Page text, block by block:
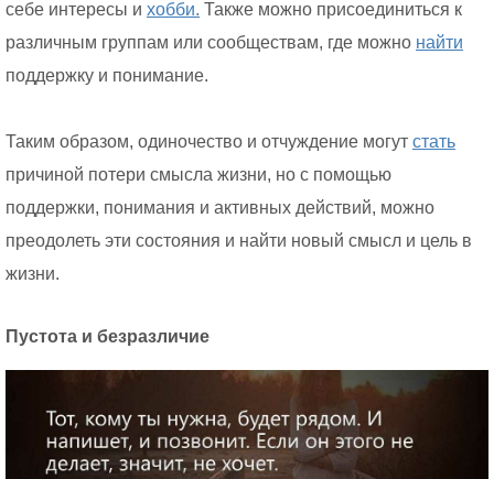
себе интересы и хобби. Также можно присоединиться к
различным группам или сообществам, где можно найти
поддержку и понимание.
Таким образом, одиночество и отчуждение могут стать
причиной потери смысла жизни, но с помощью
поддержки, понимания и активных действий, можно
преодолеть эти состояния и найти новый смысл и цель в
жизни.
Пустота и безразличие